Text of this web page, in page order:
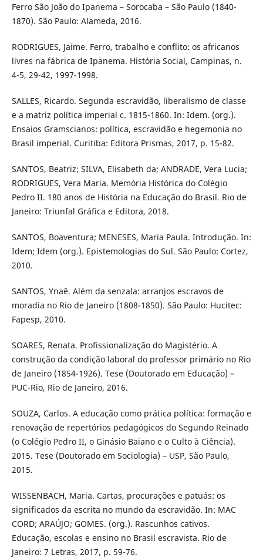
Ferro São João do Ipanema – Sorocaba – São Paulo (1840-
1870). São Paulo: Alameda, 2016.
RODRIGUES, Jaime. Ferro, trabalho e conflito: os africanos
livres na fábrica de Ipanema. História Social, Campinas, n.
4-5, 29-42, 1997-1998.
SALLES, Ricardo. Segunda escravidão, liberalismo de classe
e a matriz política imperial c. 1815-1860. In: Idem. (org.).
Ensaios Gramscianos: política, escravidão e hegemonia no
Brasil imperial. Curitiba: Editora Prismas, 2017, p. 15-82.
SANTOS, Beatriz; SILVA, Elisabeth da; ANDRADE, Vera Lucia;
RODRIGUES, Vera Maria. Memória Histórica do Colégio
Pedro II. 180 anos de História na Educação do Brasil. Rio de
Janeiro: Triunfal Gráfica e Editora, 2018.
SANTOS, Boaventura; MENESES, Maria Paula. Introdução. In:
Idem; Idem (org.). Epistemologias do Sul. São Paulo: Cortez,
2010.
SANTOS, Ynaê. Além da senzala: arranjos escravos de
moradia no Rio de Janeiro (1808-1850). São Paulo: Hucitec:
Fapesp, 2010.
SOARES, Renata. Profissionalização do Magistério. A
construção da condição laboral do professor primário no Rio
de Janeiro (1854-1926). Tese (Doutorado em Educação) –
PUC-Rio, Rio de Janeiro, 2016.
SOUZA, Carlos. A educação como prática política: formação e
renovação de repertórios pedagógicos do Segundo Reinado
(o Colégio Pedro II, o Ginásio Baiano e o Culto à Ciência).
2015. Tese (Doutorado em Sociologia) – USP, São Paulo,
2015.
WISSENBACH, Maria. Cartas, procurações e patuás: os
significados da escrita no mundo da escravidão. In: MAC
CORD; ARAÚJO; GOMES. (org.). Rascunhos cativos.
Educação, escolas e ensino no Brasil escravista. Rio de
Janeiro: 7 Letras, 2017, p. 59-76.